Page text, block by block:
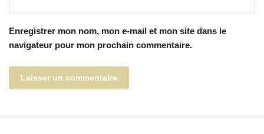
Enregistrer mon nom, mon e-mail et mon site dans le
navigateur pour mon prochain commentaire.